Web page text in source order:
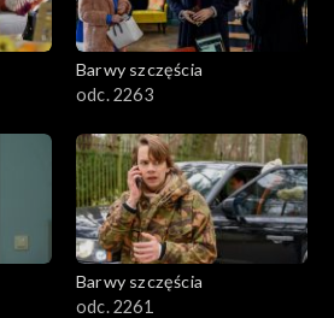
Barwy szczęścia
odc. 2263
Barwy szczęścia
odc. 2261